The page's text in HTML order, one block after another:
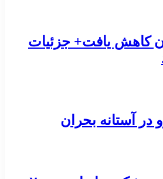
کاهش یافت+ جزئیات
در آستانه بحران